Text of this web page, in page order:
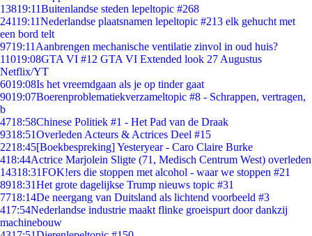
13819:11Buitenlandse steden lepeltopic #268
24119:11Nederlandse plaatsnamen lepeltopic #213 elk gehucht met
een bord telt
9719:11 Aanbrengen mechanische ventilatie zinvol in oud huis?
11019:08GTA VI #12 GTA VI Extended look 27 Augustus
Netflix/YT
6019:08Is het vreemdgaan als je op tinder gaat
9019:07Boerenproblematiekverzameltopic #8 - Schrappen, vertragen,
b
4718:58Chinese Politiek #1 - Het Pad van de Draak
9318:51Overleden Acteurs & Actrices Deel #15
2218:45[Boekbespreking] Yesteryear - Caro Claire Burke
418:44Actrice Marjolein Sligte (71, Medisch Centrum West) overleden
14318:31FOK!ers die stoppen met alcohol - waar we stoppen #21
8918:31Het grote dagelijkse Trump nieuws topic #31
7718:14De neergang van Duitsland als lichtend voorbeeld #3
417:54Nederlandse industrie maakt flinke groeispurt door dankzij
machinebouw